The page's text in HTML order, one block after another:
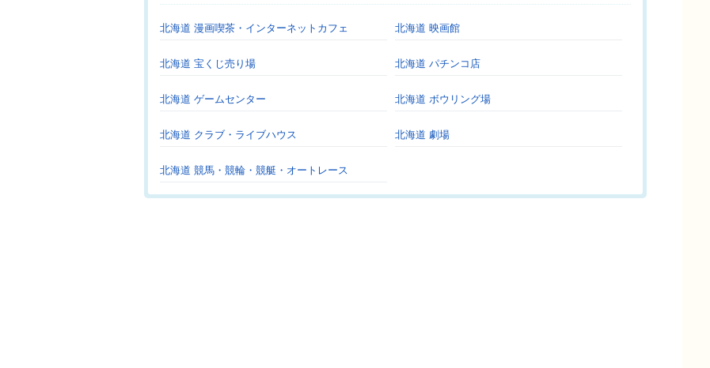
北海道 漫画喫茶・インターネットカフェ 北海道 映画館
北海道 宝くじ売り場 北海道 パチンコ店
北海道 ゲームセンター 北海道 ボウリング場
北海道 クラブ・ライブハウス 北海道 劇場
北海道 競馬・競輪・競艇・オートレース